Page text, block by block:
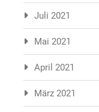
Juli 2021
Mai 2021
April 2021
März 2021